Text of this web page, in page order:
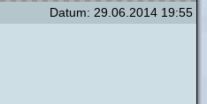
Datum: 29.06.2014 19:55